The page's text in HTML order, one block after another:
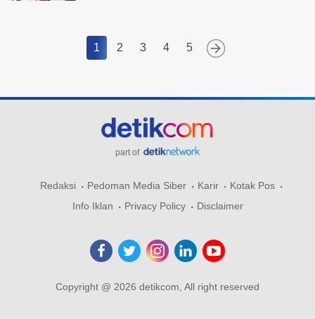
1 2 3 4 5
part of
Redaksi Pedoman Media Siber Karir
Kotak Pos
Info Iklan
Privacy Policy Disclaimer
Copyright @ 2026 detikcom, All right reserved